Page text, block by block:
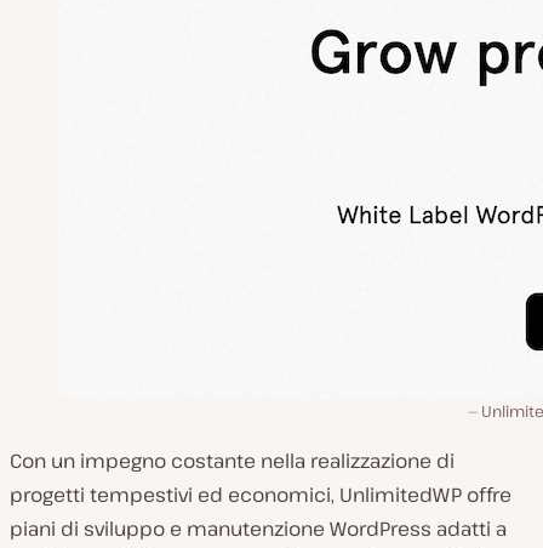
Con un impegno costante nella realizzazione di
progetti tempestivi ed economici, UnlimitedWP offre
piani di sviluppo e manutenzione WordPress adatti a